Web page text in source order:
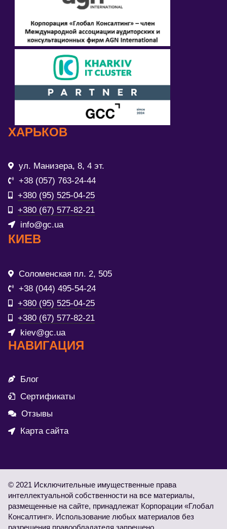
ХАРЬКОВ
ул. Манизера, 8, 4 эт.
+38 (057) 763-24-44
+380 (95) 525-04-25
+380 (67) 577-82-21
info@gc.ua
КИЕВ
Соломенская пл. 2, 505
+38 (044) 495-54-24
+380 (95) 525-04-25
+380 (67) 577-82-21
kiev@gc.ua
НАВИГАЦИЯ
Блог
Сертификаты
Отзывы
Карта сайта
© 2021 Исключительные имущественные права
интеллектуальной собственности на все материалы,
размещенные на сайте, принадлежат Корпорации «Глобал
Консалтинг». Использование любых материалов без
разрешения правообладателя запрещено.